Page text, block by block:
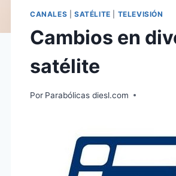
CANALES SATÉLITE TELEVISIÓN
Cambios en
satélite
Por Parabólicas diesl.com